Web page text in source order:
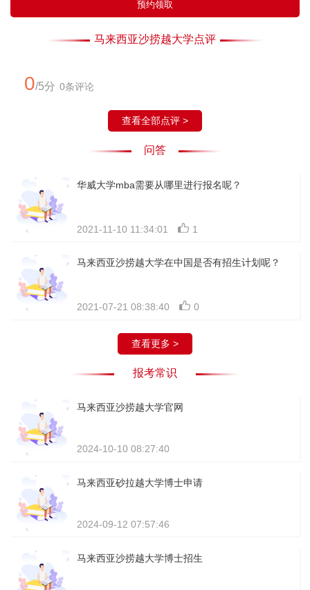
预约领取
马来西亚沙捞越大学点评
0/5分 0条评论
查看全部点评 >
问答
华威大学mba需要从哪里进行报名呢？
2021-11-10 11:34:01 1
马来西亚沙捞越大学在中国是否有招生计划呢？
2021-07-21 08:38:40 0
查看更多 >
报考常识
马来西亚沙捞越大学官网
2024-10-10 08:27:40
马来西亚砂拉越大学博士申请
2024-09-12 07:57:46
马来西亚沙捞越大学博士招生